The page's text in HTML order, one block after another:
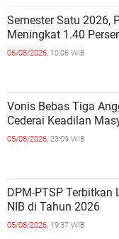
Semester Satu 2026,
Meningkat 1.40
06/08/2026, 10:06 WIB
Vonis Bebas Tiga
Cederai Keadilan
05/08/2026, 23:09 WIB
DPM-PTSP Terbitkan
NIB di Tahun 2026
05/08/2026, 19:37 WIB